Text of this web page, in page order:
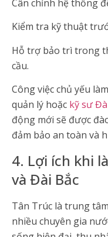
Cân chỉnh hệ thống
Kiểm tra kỹ thuật
Hỗ trợ bảo trì trong
cầu.
Công việc chủ yếu
quản lý hoặc kỹ sư
động mới sẽ được
đảm bảo an toàn và
4. Lợi ích khi
và Đài Bắc
Tân Trúc là trung
nhiều chuyên gia